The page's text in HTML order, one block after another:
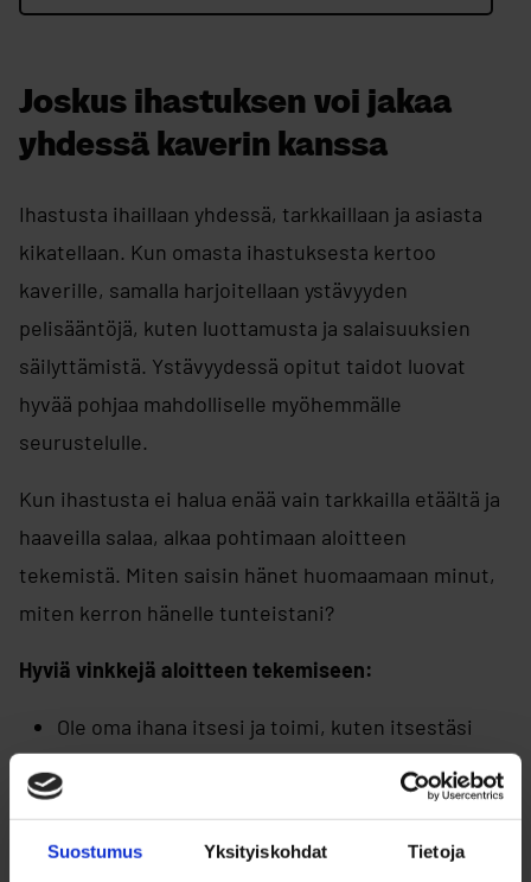
Suostumus Yksityiskohdat Tietoja
Joskus ihastuksen voi jakaa
yhdessä kaverin kanssa
Ihastusta ihaillaan yhdessä, tarkkaillaan ja asiasta
kikatellaan. Kun omasta ihastuksesta kertoo
kaverille, samalla harjoitellaan ystävyyden
pelisääntöjä, kuten luottamusta ja salaisuuksien
säilyttämistä. Ystävyydessä opitut taidot luovat
hyvää pohjaa mahdolliselle myöhemmälle
seurustelulle.
Kun ihastusta ei halua enää vain tarkkailla etäältä ja
haaveilla salaa, alkaa pohtimaan aloitteen
tekemistä. Miten saisin hänet huomaamaan minut,
miten kerron hänelle tunteistani?
Hyviä vinkkejä aloitteen tekemiseen:
Ole oma ihana itsesi ja toimi, kuten itsestäsi
Katso ihastusta silmiin ja hymyile. Näin osoitat,
että olet huomannut hänet.